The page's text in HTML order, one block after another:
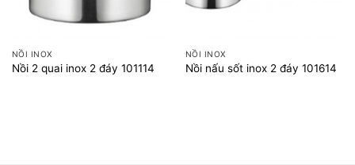
NỒI INOX
Nồi 2 quai inox 2 đáy 101114
NỒI INOX
Nồi nấu sốt inox 2 đáy 101614